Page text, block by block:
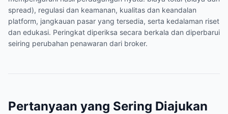
spread), regulasi dan keamanan, kualitas dan keandalan
platform, jangkauan pasar yang tersedia, serta kedalaman riset
dan edukasi. Peringkat diperiksa secara berkala dan diperbarui
seiring perubahan penawaran dari broker.
Pertanyaan yang Sering Diajukan